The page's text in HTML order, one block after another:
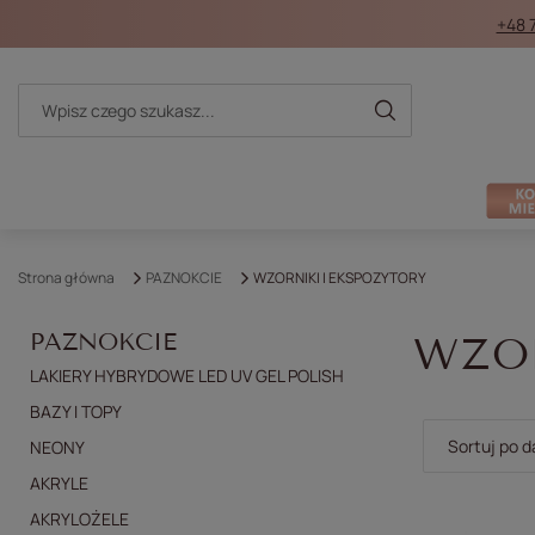
+48
Strona główna PAZNOKCIE WZORNIKI I EKSPOZYTORY
PAZNOKCIE
LAKIERY HYBRYDOWE LED UV GEL POLISH
BAZY I TOPY
NEONY
AKRYLE
AKRYLOŻELE
Zmień
Sortuj po